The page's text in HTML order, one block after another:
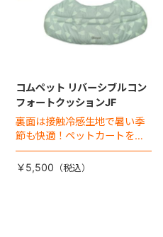
コムペット リバーシブルコン
フォートクッションJF
裏面は接触冷感生地で暑い季
節も快適！ペットカートをお
しゃれに・かわいく・かっこ
よく！
￥5,500